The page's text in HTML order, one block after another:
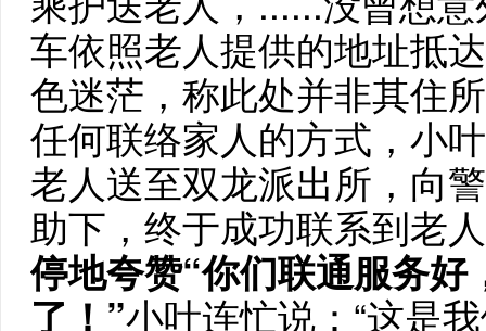
车依照老人提供的地址抵
色迷茫，称此处并非其住
任何联络家人的方式，小
老人送至双龙派出所，向
助下，终于成功联系到老
停地夸赞“你们联通服务
了！”小叶连忙说：“这是